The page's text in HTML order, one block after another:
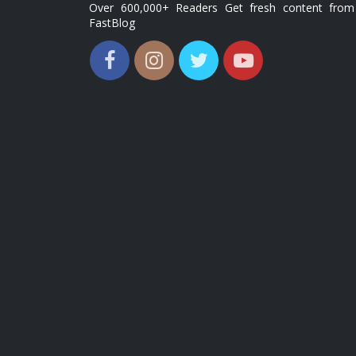
Over 600,000+ Readers Get fresh content from
FastBlog